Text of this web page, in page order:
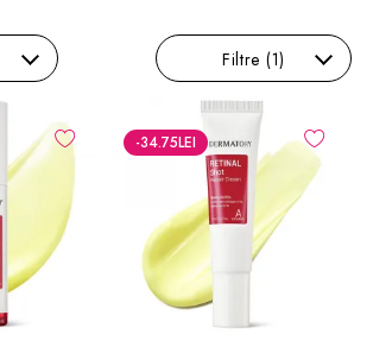
Filtre (1)
-34.75LEI